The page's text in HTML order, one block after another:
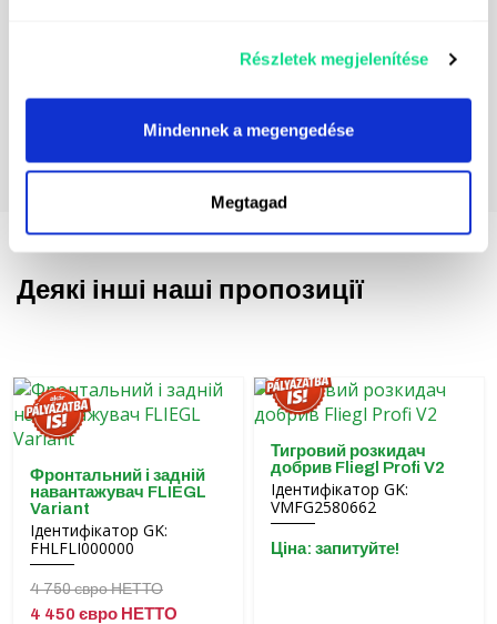
Részletek megjelenítése
Mindennek a megengedése
Megtagad
Деякі інші наші пропозиції
Фронтальний і задній
навантажувач FLIEGL
Variant
Ідентифікатор GK:
FHLFLI000000
4 750 євро НЕТТО
4 450 євро НЕТТО
Тигровий розкидач
добрив Fliegl Profi V2
Ідентифікатор GK:
VMFG2580662
Ціна: запитуйте!